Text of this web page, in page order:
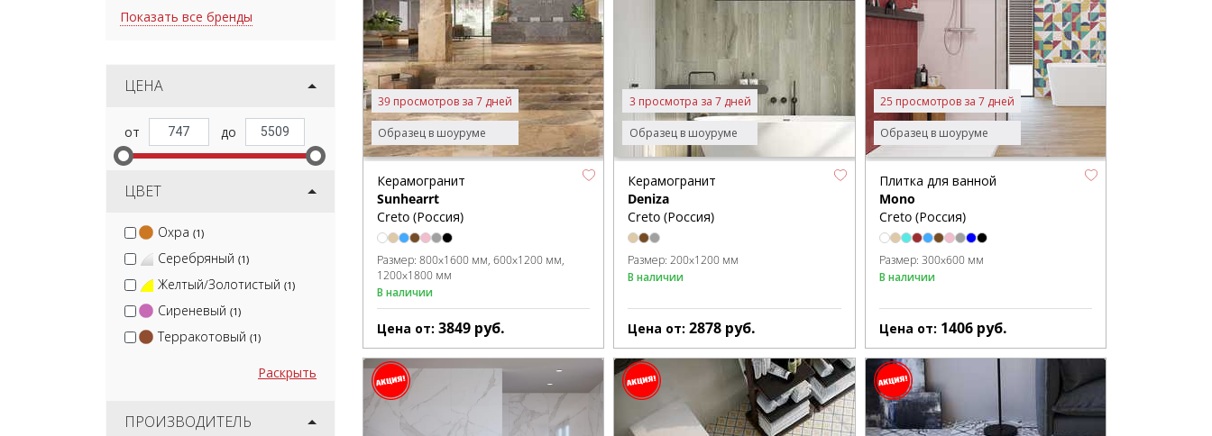
Показать все бренды
ЦЕНА
ЦВЕТ
Охра (1)
Серебряный (1)
Желтый/Золотистый (1)
Сиреневый (1)
Терракотовый (1)
Раскрыть
ПРОИЗВОДИТЕЛЬ
Образец в шоуруме
39 просмотров за 7 дней
Керамогранит
Sunhearrt
Creto (Россия)
Размер: 800x1600 мм 600x1200 мм
1200x1800 мм
В наличии
Цена от: 3849 руб.
Образец в шоуруме
3 просмотра за 7 дней
Керамогранит
Deniza
Creto (Россия)
Размер:200x1200 мм
В наличии
Цена от:2878 руб.
Образец в шоуруме
25 просмотров за 7 дней
Плитка для ванной
Mono
Creto (Россия)
Размер: 300x600 мм
В наличии
Цена от: 1406 руб.